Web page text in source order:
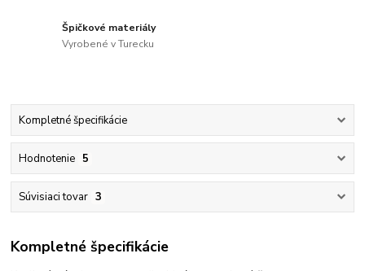
Špičkové materiály
Vyrobené v Turecku
Kompletné špecifikácie
Hodnotenie 5
Súvisiaci tovar 3
Kompletné špecifikácie